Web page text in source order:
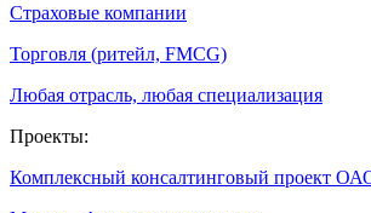
Страховые компании
Торговля (ритейл, FMCG)
Любая отрасль, любая специализация
Проекты:
Комплексный консалтинговый проект